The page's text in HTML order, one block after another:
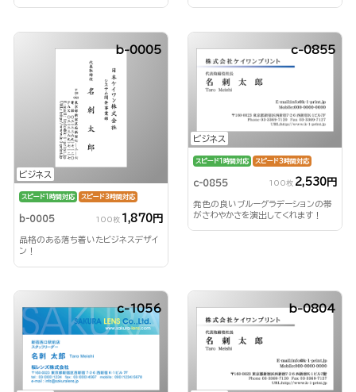
ビジネス
b-0005
スピード1時間対応 スピード3時間対応
b-0005 100枚 1,870円
品格のある落ち着いたビジネスデザイ
ン！
ビジネス
c-0855
スピード1時間対応 スピード3時間対応
c-0855 100枚 2,530円
発色の良いブルーグラデーションの帯
がさわやかさを演出してくれます！
c-1056 b-0804